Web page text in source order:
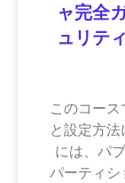
ャ完全
ュリテ
このコー
と設定方
には、パ
パーティシ